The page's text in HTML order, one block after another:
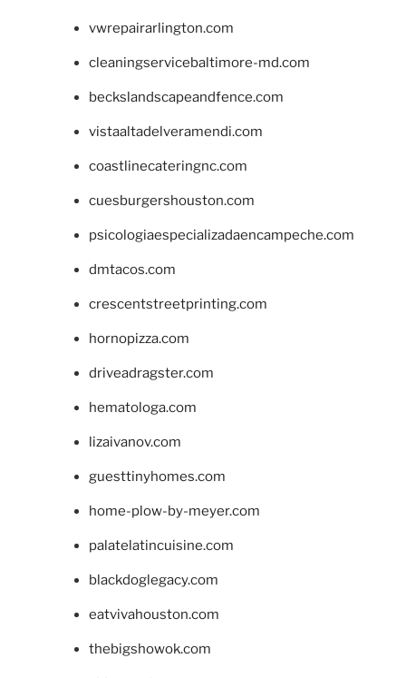
vwrepairarlington.com
cleaningservicebaltimore-md.com
beckslandscapeandfence.com
vistaaltadelveramendi.com
coastlinecateringnc.com
cuesburgershouston.com
psicologiaespecializadaencampeche.com
dmtacos.com
crescentstreetprinting.com
hornopizza.com
driveadragster.com
hematologa.com
lizaivanov.com
guesttinyhomes.com
home-plow-by-meyer.com
palatelatincuisine.com
blackdoglegacy.com
eatvivahouston.com
thebigshowok.com